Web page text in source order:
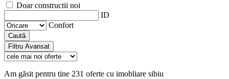
Doar constructii noi
ID
Confort
Caută
Filtru Avansat
Am găsit pentru tine 231 oferte cu imobliare sibiu